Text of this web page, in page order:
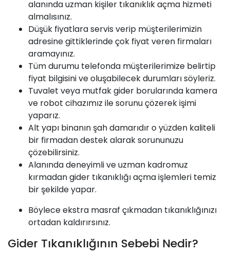
alanında uzman kişiler tıkanıklık açma hizmeti
almalısınız.
Düşük fiyatlara servis verip müşterilerimizin
adresine gittiklerinde çok fiyat veren firmaları
aramayınız.
Tüm durumu telefonda müşterilerimize belirtip
fiyat bilgisini ve oluşabilecek durumları söyleriz.
Tuvalet veya mutfak gider borularında kamera
ve robot cihazımız ile sorunu çözerek işimi
yaparız.
Alt yapı binanın şah damarıdır o yüzden kaliteli
bir firmadan destek alarak sorununuzu
çözebilirsiniz.
Alanında deneyimli ve uzman kadromuz
kırmadan gider tıkanıklığı açma işlemleri temiz
bir şekilde yapar.
Böylece ekstra masraf çıkmadan tıkanıklığınızı
ortadan kaldırırsınız.
Gider Tıkanıklığının Sebebi Nedir?